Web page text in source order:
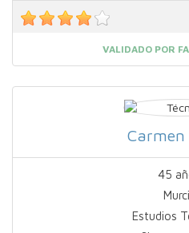
VALIDADO POR
45
Estudios